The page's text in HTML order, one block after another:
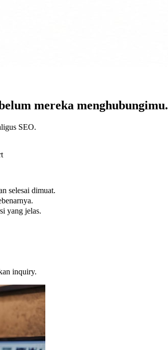
mereka menghubungimu.
SEO.
selesai dimuat.
yang jelas.
inquiry.